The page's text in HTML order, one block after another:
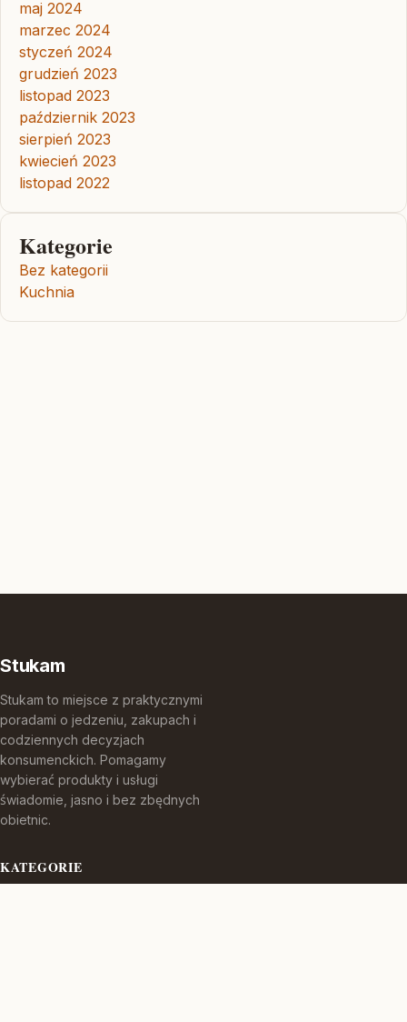
maj 2024
marzec 2024
styczeń 2024
grudzień 2023
listopad 2023
październik 2023
sierpień 2023
kwiecień 2023
listopad 2022
Kategorie
Bez kategorii
Kuchnia
Stukam
Stukam to miejsce z praktycznymi
poradami o jedzeniu, zakupach i
codziennych decyzjach
konsumenckich. Pomagamy
wybierać produkty i usługi
świadomie, jasno i bez zbędnych
obietnic.
KATEGORIE